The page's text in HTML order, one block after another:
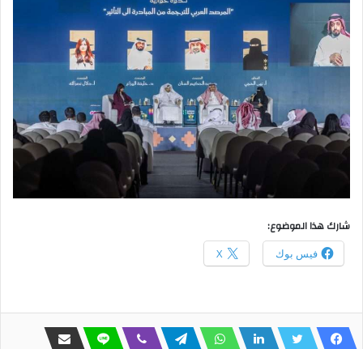
شارك هذا الموضوع:
فيس بوك X